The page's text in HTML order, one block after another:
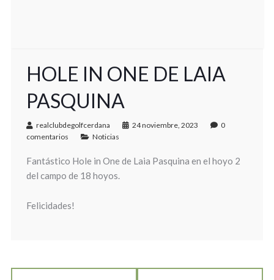
HOLE IN ONE DE LAIA
PASQUINA
realclubdegolfcerdana 24 noviembre, 2023
0
comentarios
Noticias
Fantástico Hole in One de Laia Pasquina en el hoyo 2
del campo de 18 hoyos.
Felicidades!